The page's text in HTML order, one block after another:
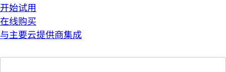
开始试用
在线购买
与主要云提供商集成